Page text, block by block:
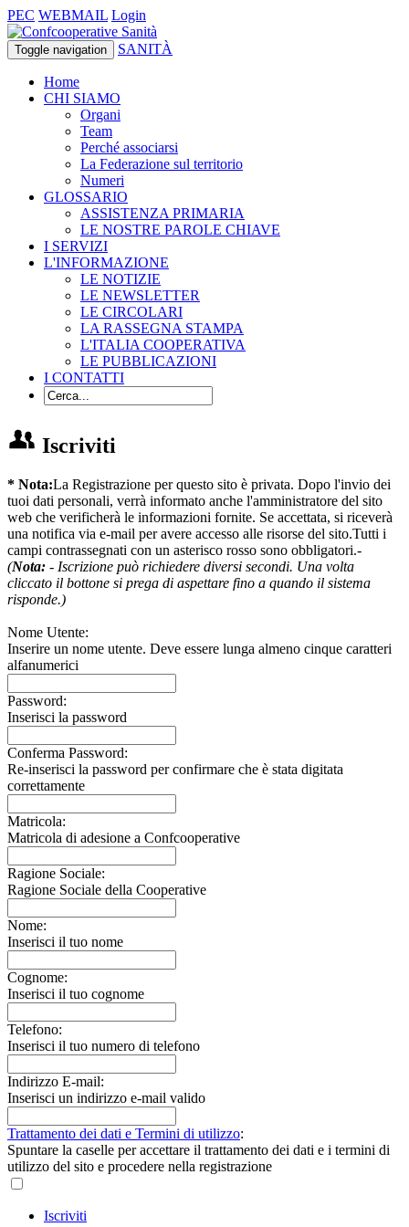
PEC WEBMAIL Login
Toggle navigation SANITÀ
Home
CHI SIAMO
Organi
Team
Perché associarsi
La Federazione sul territorio
Numeri
GLOSSARIO
ASSISTENZA PRIMARIA
LE NOSTRE PAROLE CHIAVE
I SERVIZI
L'INFORMAZIONE
LE NOTIZIE
LE NEWSLETTER
LE CIRCOLARI
LA RASSEGNA STAMPA
L'ITALIA COOPERATIVA
LE PUBBLICAZIONI
I CONTATTI
Iscriviti
* Nota:La Registrazione per questo sito è privata. Dopo l'invio dei
tuoi dati personali, verrà informato anche l'amministratore del sito
web che verificherà le informazioni fornite. Se accettata, si riceverà
una notifica via e-mail per avere accesso alle risorse del sito.Tutti i
campi contrassegnati con un asterisco rosso sono obbligatori.-
(Nota: - Iscrizione può richiedere diversi secondi. Una volta
cliccato il bottone si prega di aspettare fino a quando il sistema
risponde.)
Nome Utente:
Inserire un nome utente. Deve essere lunga almeno cinque caratteri
alfanumerici
Password:
Inserisci la password
Conferma Password:
Re-inserisci la password per confirmare che è stata digitata
correttamente
Matricola:
Matricola di adesione a Confcooperative
Ragione Sociale:
Ragione Sociale della Cooperative
Nome:
Inserisci il tuo nome
Cognome:
Inserisci il tuo cognome
Telefono:
Inserisci il tuo numero di telefono
Indirizzo E-mail:
Inserisci un indirizzo e-mail valido
Trattamento dei dati e Termini di utilizzo:
Spuntare la caselle per accettare il trattamento dei dati e i termini di
utilizzo del sito e procedere nella registrazione
Iscriviti